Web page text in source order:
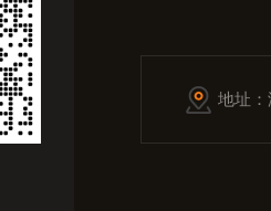
地址